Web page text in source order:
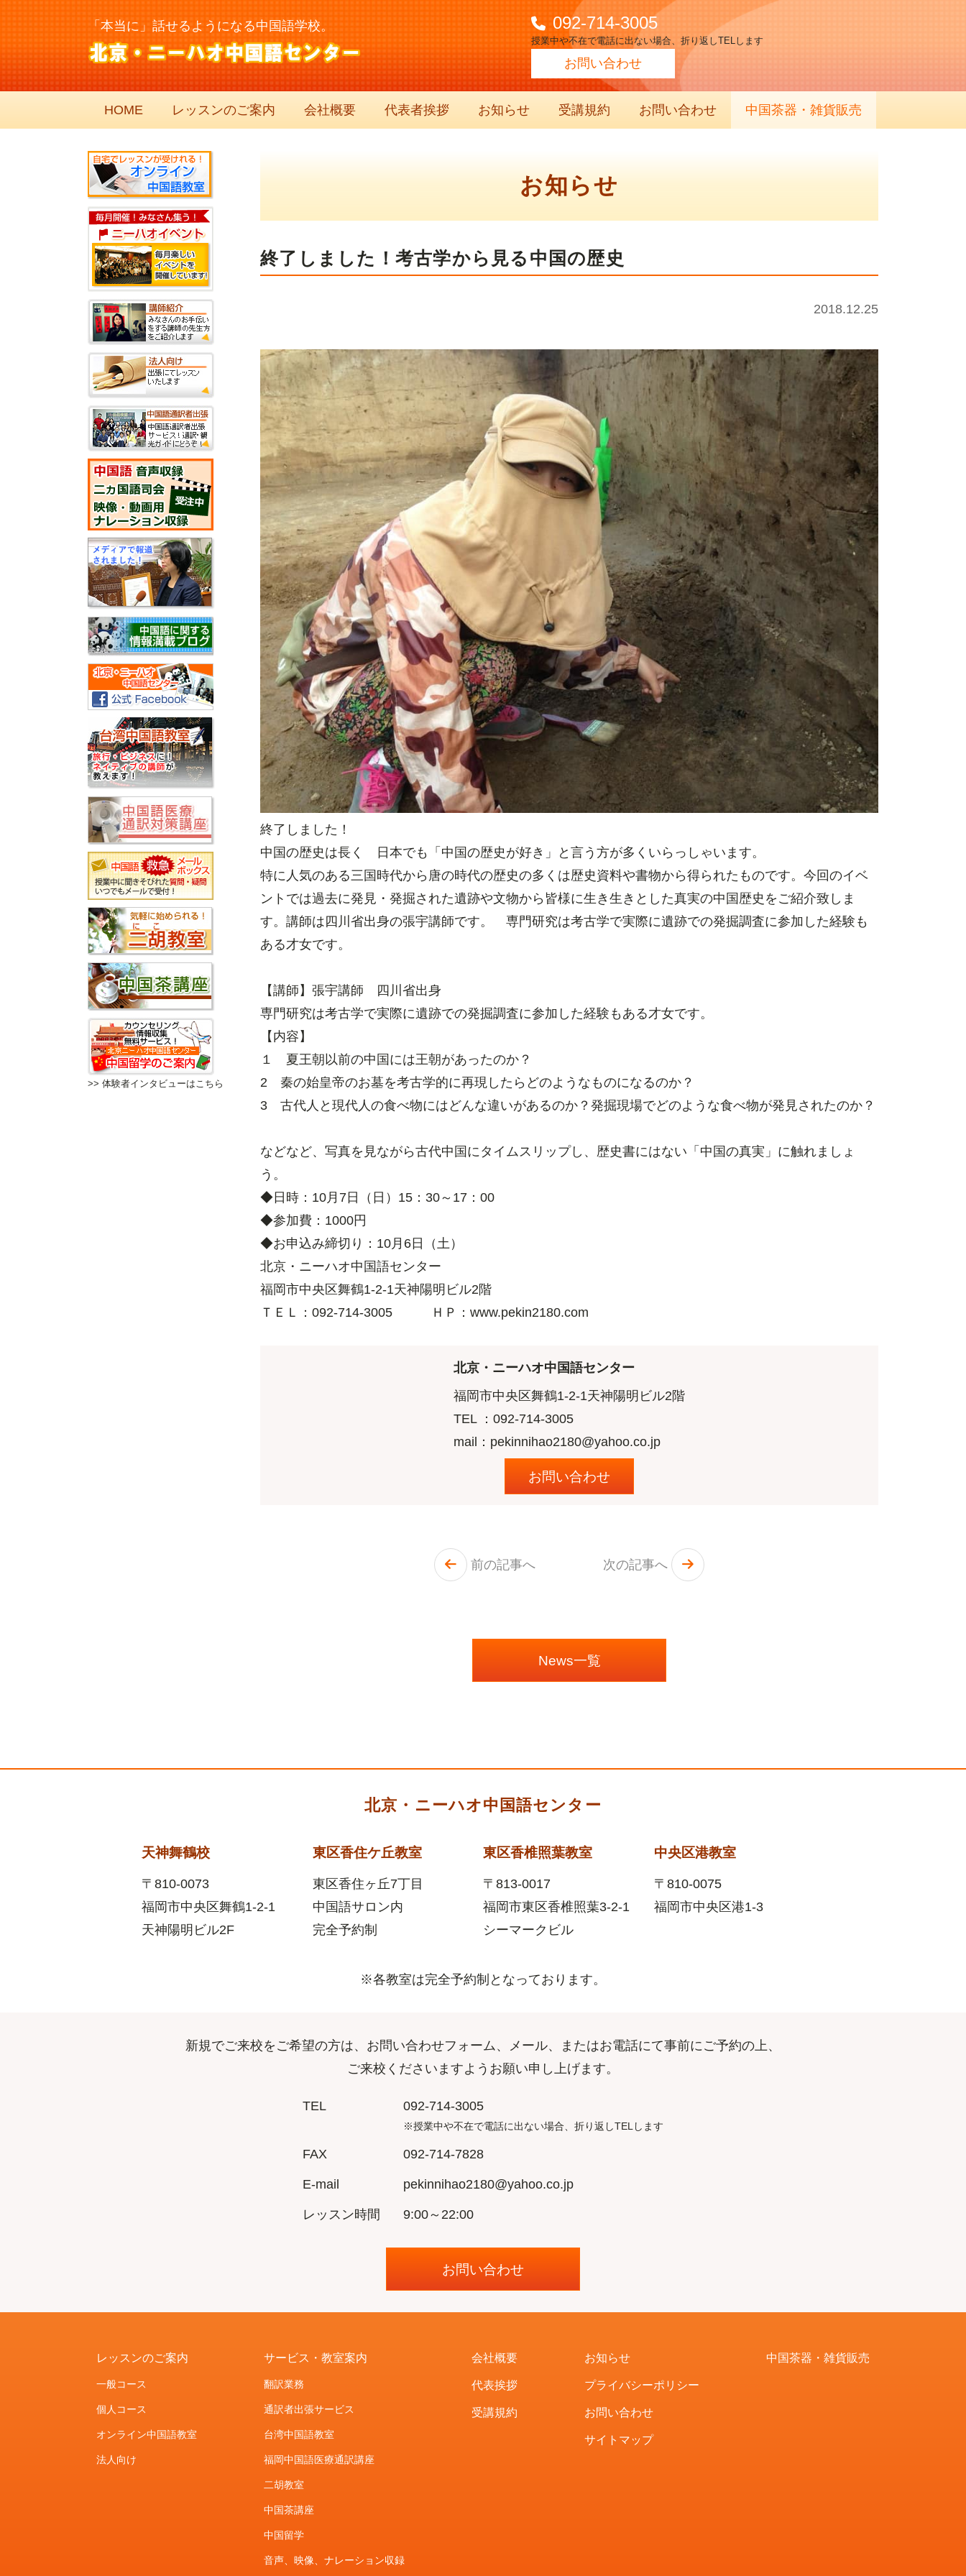
「本当に」話せるようになる中国語学校。
HOME レッスンのご案内 会社概要 代表者挨拶 お知らせ 受講規約 お問い合わせ 中国茶器・雑貨販売
092-714-3005
授業中や不在で電話に出ない場合、折り返しTELします
お問い合わせ
お知らせ
終了しました！考古学から見る中国の歴史
2018.12.25
終了しました！
中国の歴史は長く 日本でも「中国の歴史が好き」と言う方が多くいらっしゃいます。
特に人気のある三国時代から唐の時代の歴史の多くは歴史資料や書物から得られたものです。今回のイベ
ントでは過去に発見・発掘された遺跡や文物から皆様に生き生きとした真実の中国歴史をご紹介致しま
す。講師は四川省出身の張宇講師です。 専門研究は考古学で実際に遺跡での発掘調査に参加した経験も
ある才女です。
【講師】張宇講師 四川省出身
専門研究は考古学で実際に遺跡での発掘調査に参加した経験もある才女です。
【内容】
１ 夏王朝以前の中国には王朝があったのか？
2 秦の始皇帝のお墓を考古学的に再現したらどのようなものになるのか？
3 古代人と現代人の食べ物にはどんな違いがあるのか？発掘現場でどのような食べ物が発見されたのか？
などなど、写真を見ながら古代中国にタイムスリップし、歴史書にはない「中国の真実」に触れましょ
う。
◆日時：10月7日（日）15：30～17：00
◆参加費：1000円
◆お申込み締切り：10月6日（土）
北京・ニーハオ中国語センター
福岡市中央区舞鶴1-2-1天神陽明ビル2階
ＴＥＬ：092-714-3005 ＨＰ：www.pekin2180.com
北京・ニーハオ中国語センター
福岡市中央区舞鶴1-2-1天神陽明ビル2階
TEL ： 092-714-3005
mail：pekinnihao2180@yahoo.co.jp
お問い合わせ
前の記事へ 次の記事へ
News一覧
>> 体験者インタビューはこちら
北京・ニーハオ中国語センター
天神舞鶴校
〒810-0073
福岡市中央区舞鶴1-2-1
天神陽明ビル2F
東区香住ケ丘教室
東区香住ヶ丘7丁目
中国語サロン内
完全予約制
東区香椎照葉教室
〒813-0017
福岡市東区香椎照葉3-2-1
シーマークビル
中央区港教室
〒810-0075
福岡市中央区港1-3
※各教室は完全予約制となっております。
新規でご来校をご希望の方は、お問い合わせフォーム、メール、またはお電話にて事前にご予約の上、
ご来校くださいますようお願い申し上げます。
TEL 092-714-3005
※授業中や不在で電話に出ない場合、折り返しTELします
FAX 092-714-7828
E-mail pekinnihao2180@yahoo.co.jp
レッスン時間 9:00～22:00
お問い合わせ
レッスンのご案内
一般コース
個人コース
オンライン中国語教室
法人向け
サービス・教室案内
翻訳業務
通訳者出張サービス
台湾中国語教室
福岡中国語医療通訳講座
二胡教室
中国茶講座
中国留学
音声、映像、ナレーション収録
会社概要
代表挨拶
受講規約
お知らせ
プライバシーポリシー
お問い合わせ
サイトマップ
中国茶器・雑貨販売